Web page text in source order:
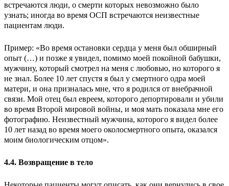
встречаются люди, о смерти которых невозможно было
узнать; иногда во время ОСП встречаются неизвестные
пациентам люди.
Пример: «Во время остановки сердца у меня был обширный
опыт (…) и позже я увидел, помимо моей покойной бабушки,
мужчину, который смотрел на меня с любовью, но которого я
не знал. Более 10 лет спустя я был у смертного одра моей
матери, и она призналась мне, что я родился от внебрачной
связи. Мой отец был евреем, которого депортировали и убили
во время Второй мировой войны, и моя мать показала мне его
фотографию. Неизвестный мужчина, которого я видел более
10 лет назад во время моего околосмертного опыта, оказался
моим биологическим отцом».
4.4. Возвращение в тело